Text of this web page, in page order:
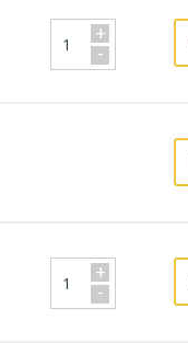
+
-
+
-